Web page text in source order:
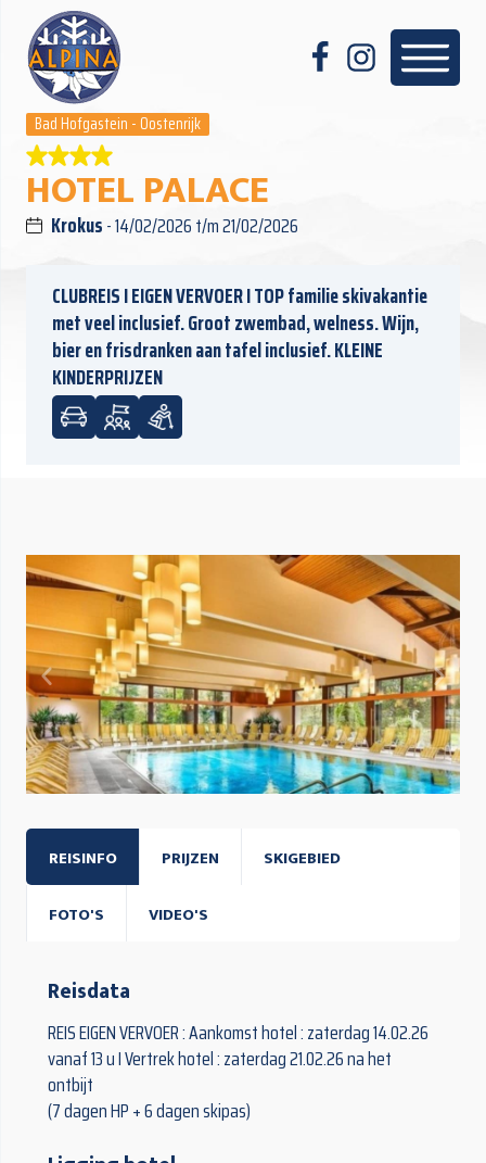
Bad Hofgastein - Oostenrijk
HOTEL PALACE
Krokus- 14/02/2026 t/m 21/02/2026
CLUBREIS I EIGEN VERVOER I TOP familie skivakantie
met veel inclusief. Groot zwembad, welness. Wijn,
bier en frisdranken aan tafel inclusief. KLEINE
KINDERPRIJZEN
REISINFO PRIJZEN SKIGEBIED
FOTO'S VIDEO'S
Reisdata
REIS EIGEN VERVOER : Aankomst hotel : zaterdag 14.02.26
vanaf 13 u I Vertrek hotel : zaterdag 21.02.26 na het
ontbijt
(7 dagen HP + 6 dagen skipas)